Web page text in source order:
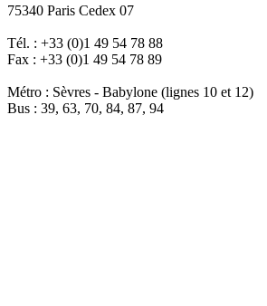
75340 Paris Cedex 07
Tél. : +33 (0)1 49 54 78 88
Fax : +33 (0)1 49 54 78 89
Métro : Sèvres - Babylone (lignes 10 et 12)
Bus : 39, 63, 70, 84, 87, 94